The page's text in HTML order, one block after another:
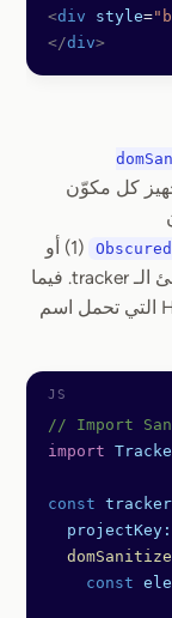
<div style=
</div>
كل مكوّن
Obscured (1) أو
(2). تُمرَّر هذه الدالة إلى مُنشئ الـ tracker. فيما
يلي مثال على إزالة جميع عناصر HTML التي تحمل اسم
// Import
import
const tracker
  projectKey:
    const